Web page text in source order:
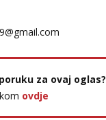
za ovaj oglas?
ovdje